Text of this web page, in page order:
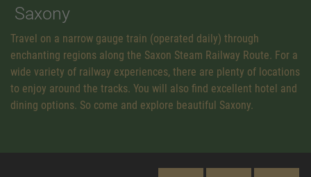
Saxony
Travel on a narrow gauge train (operated daily) through
enchanting regions along the Saxon Steam Railway Route. For a
wide variety of railway experiences, there are plenty of locations
to enjoy around the tracks. You will also find excellent hotel and
dining options. So come and explore beautiful Saxony.